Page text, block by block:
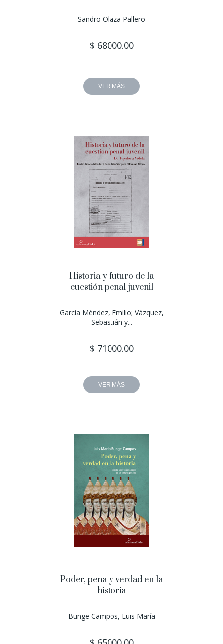
Sandro Olaza Pallero
$ 68000.00
VER MÁS
Historia y futuro de la
cuestión penal juvenil
García Méndez, Emilio; Vázquez,
Sebastián y...
$ 71000.00
VER MÁS
Poder, pena y verdad en la
historia
Bunge Campos, Luis María